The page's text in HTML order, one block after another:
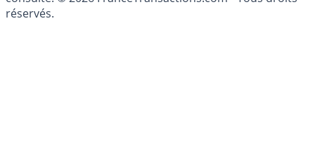
patrimoine, indépendant ou non-indépendant, doit être
consulté. © 2026 FranceTransactions.com - Tous droits